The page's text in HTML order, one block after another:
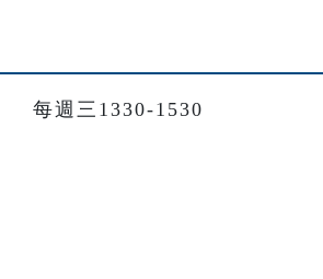
每週三1330-1530